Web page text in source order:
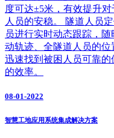
度可达±5米，有效提升
人员的安稳。 隧道人员
员进行实时动态跟踪，
动轨迹、全隧道人员的
迅速找到被困人员可靠
的效率。
08-01-2022
智慧工地应用系统集成解决方案